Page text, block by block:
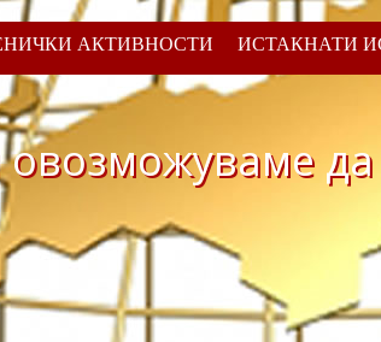
АКТИВНОСТИ ИСТАКНАТИ
овозможуваме да